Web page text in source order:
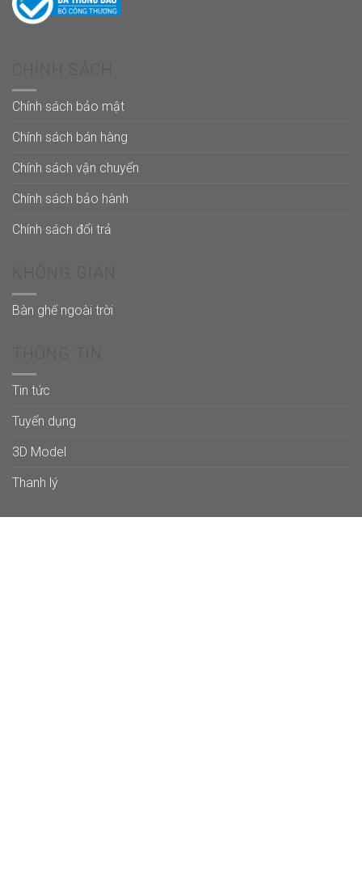
Chính sách bảo mật
Chính sách bán hàng
Chính sách vận chuyển
Chính sách bảo hành
Chính sách đổi trả
Bàn ghế ngoài trời
Tin tức
Tuyển dụng
3D Model
Thanh lý